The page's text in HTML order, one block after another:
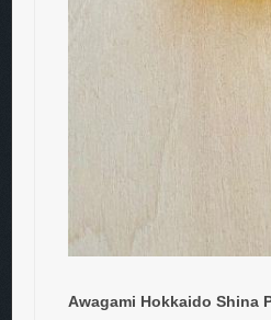
Awagami Hokkaido Shina